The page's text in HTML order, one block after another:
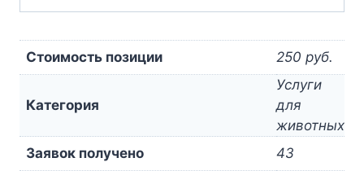
Стоимость позиции 250 руб.
Категория
Услуги
для
животных
Заявок получено
43